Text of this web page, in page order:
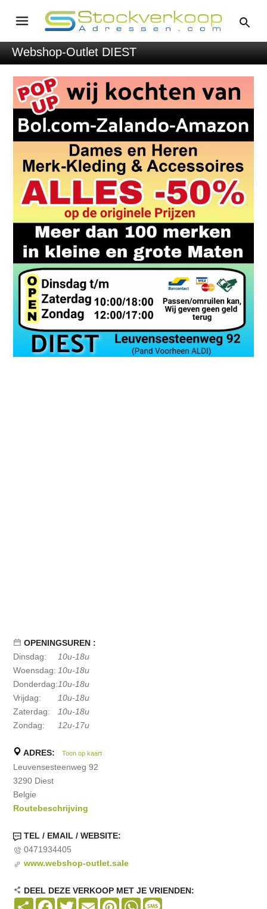
Webshop-Outlet DIEST
OPENINGSUREN :
Dinsdag:
10u-18u
Woensdag: 10u-18u
Donderdag:10u-18u
Vrijdag:
10u-18u
Zaterdag:
10u-18u
Zondag:
12u-17u
ADRES: Toon op kaart
Leuvensesteenweg 92
3290 Diest
Belgie
Routebeschrijving
TEL / EMAIL / WEBSITE:
0471934405
www.webshop-outlet.sale
DEEL DEZE VERKOOP MET JE VRIENDEN:
Share Facebook
TwitterEmail PinterestWhatsApp